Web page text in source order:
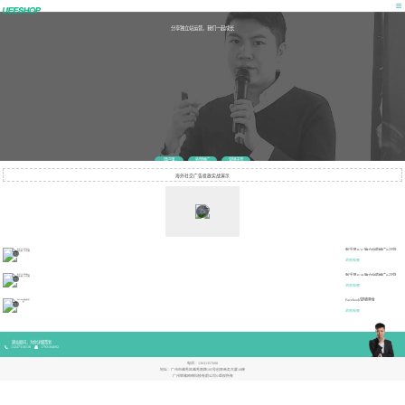
分享独立站运营，我们一起成长
用户课 外贸推广 营销干货
海外社交广告投放实战演示
新手课-B2C独立站的推广&运营
浏览视频
新手课-B2B独立站的推广&运营
浏览视频
Facebook营销思维
浏览视频
建站顾问，为你详细策划
13247318118 1793184692
电话：
13631357600
地址：广州市越秀区越秀南路185号创举商务大厦10楼
广州联雅网络科技有限公司©版权所有